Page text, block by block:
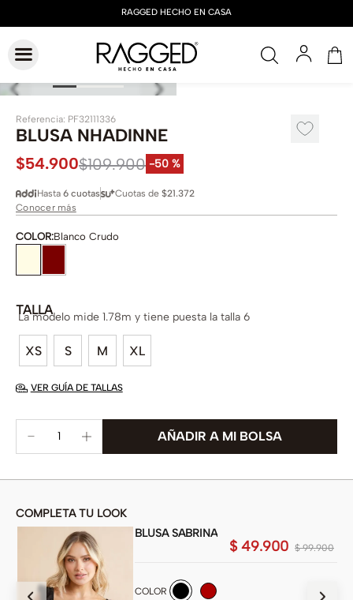
Referencia: PF32111336
BLUSA NHADINNE
$54.900$109.900 -50 %
Hasta 6 cuotas Cuotas de $21.372
Conocer más
COLOR:Blanco Crudo
TALLA
XS S M XL
La modelo mide 1.78m y tiene puesta la talla 6
VER GUÍA DE TALLAS
COMPLETA TU LOOK
BLUSA SABRINA
$ 99.900
$ 49.900
COLOR